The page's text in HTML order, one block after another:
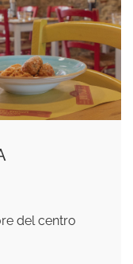
del centro